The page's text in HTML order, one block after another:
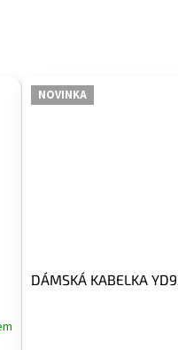
NOVINKA
DÁMSKÁ KABELKA